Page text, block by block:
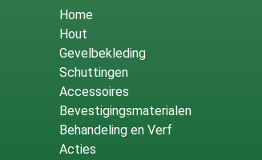
Home
Hout
Gevelbekleding
Schuttingen
Accessoires
Bevestigingsmaterialen
Behandeling en Verf
Acties